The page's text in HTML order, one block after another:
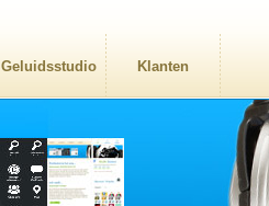
Geluidsstudio Klanten